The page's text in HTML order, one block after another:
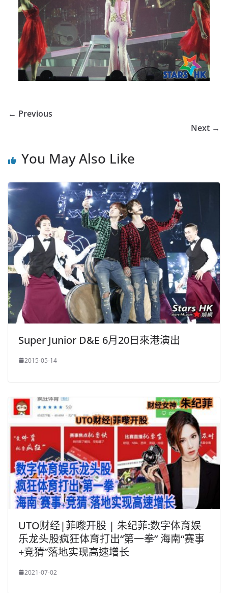
← Previous
Next →
You May Also Like
Super Junior D&E 6月20日來港演出
2015-05-14
UTO财经|菲嚟开股 | 朱纪菲:数字体育娱
乐龙头股疯狂体育打出“第一拳” 海南“赛事
+竞猜”落地实现高速增长
2021-07-02